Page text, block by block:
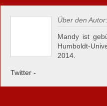
Über den Autor:
Mandy ist
Humboldt-
2014.
Twitter -